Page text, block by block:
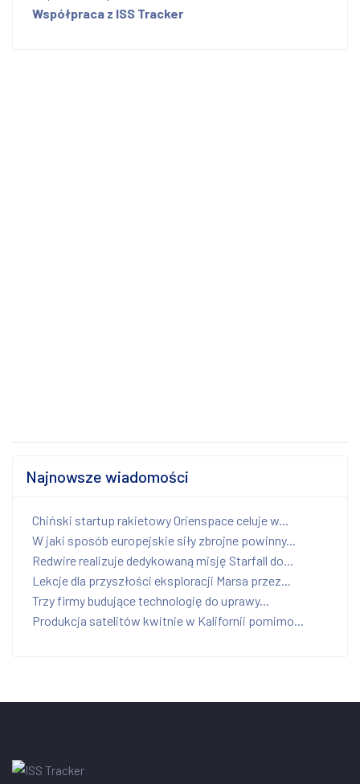
Współpraca z ISS Tracker
Najnowsze wiadomości
Chiński startup rakietowy Orienspace celuje w...
W jaki sposób europejskie siły zbrojne powinny...
Redwire realizuje dedykowaną misję Starfall do...
Lekcje dla przyszłości eksploracji Marsa przez...
Trzy firmy budujące technologię do uprawy...
Produkcja satelitów kwitnie w Kalifornii pomimo...